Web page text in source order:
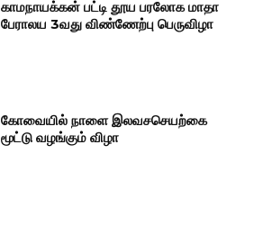
காமநாயக்கன் பட்டி தூய பரலோக மாதா
பேராலய 3வது விண்ணேற்பு பெருவிழா
கோவையில் நாளை இலவசசெயற்கை
மூட்டு வழங்கும் விழா